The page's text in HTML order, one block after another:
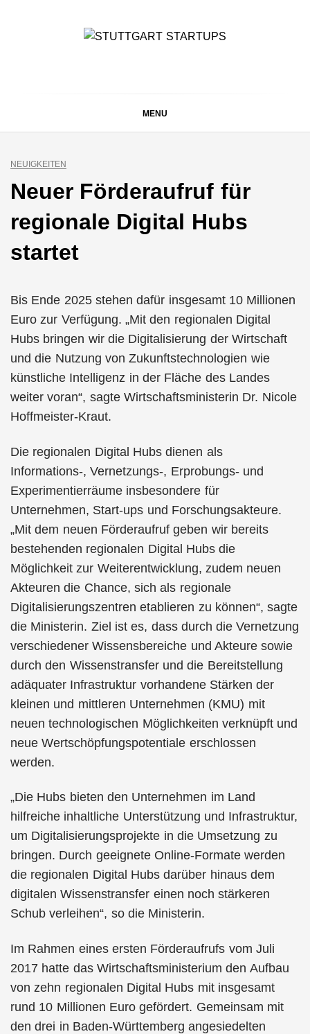
MENU
NEUIGKEITEN
Neuer Förderaufruf für
regionale Digital Hubs
startet
Bis Ende 2025 stehen dafür insgesamt 10 Millionen
Euro zur Verfügung. „Mit den regionalen Digital
Hubs bringen wir die Digitalisierung der Wirtschaft
und die Nutzung von Zukunftstechnologien wie
künstliche Intelligenz in der Fläche des Landes
weiter voran“, sagte Wirtschaftsministerin Dr. Nicole
Hoffmeister-Kraut.
Die regionalen Digital Hubs dienen als
Informations-, Vernetzungs-, Erprobungs- und
Experimentierräume insbesondere für
Unternehmen, Start-ups und Forschungsakteure.
„Mit dem neuen Förderaufruf geben wir bereits
bestehenden regionalen Digital Hubs die
Möglichkeit zur Weiterentwicklung, zudem neuen
Akteuren die Chance, sich als regionale
Digitalisierungszentren etablieren zu können“, sagte
die Ministerin. Ziel ist es, dass durch die Vernetzung
verschiedener Wissensbereiche und Akteure sowie
durch den Wissenstransfer und die Bereitstellung
adäquater Infrastruktur vorhandene Stärken der
kleinen und mittleren Unternehmen (KMU) mit
neuen technologischen Möglichkeiten verknüpft und
neue Wertschöpfungspotentiale erschlossen
werden.
„Die Hubs bieten den Unternehmen im Land
hilfreiche inhaltliche Unterstützung und Infrastruktur,
um Digitalisierungsprojekte in die Umsetzung zu
bringen. Durch geeignete Online-Formate werden
die regionalen Digital Hubs darüber hinaus dem
digitalen Wissenstransfer einen noch stärkeren
Schub verleihen“, so die Ministerin.
Im Rahmen eines ersten Förderaufrufs vom Juli
2017 hatte das Wirtschaftsministerium den Aufbau
von zehn regionalen Digital Hubs mit insgesamt
rund 10 Millionen Euro gefördert. Gemeinsam mit
den drei in Baden-Württemberg angesiedelten